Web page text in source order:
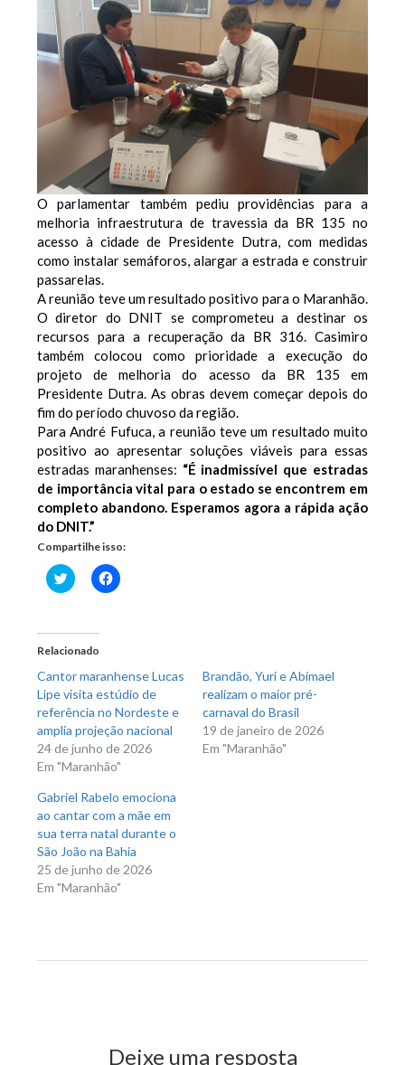
O parlamentar também pediu providências para a
melhoria infraestrutura de travessia da BR 135 no
acesso à cidade de Presidente Dutra, com medidas
como instalar semáforos, alargar a estrada e construir
passarelas.
A reunião teve um resultado positivo para o Maranhão.
O diretor do DNIT se comprometeu a destinar os
recursos para a recuperação da BR 316. Casimiro
também colocou como prioridade a execução do
projeto de melhoria do acesso da BR 135 em
Presidente Dutra. As obras devem começar depois do
fim do período chuvoso da região.
Para André Fufuca, a reunião teve um resultado muito
positivo ao apresentar soluções viáveis para essas
estradas maranhenses: “É inadmissível que estradas
de importância vital para o estado se encontrem em
completo abandono. Esperamos agora a rápida ação
do DNIT.”
Compartilhe isso:
Clique
para
em
nova
janela)
Clique
para
Relacionado
Cantor maranhense Lucas
Lipe visita estúdio de
referência no Nordeste e
amplia projeção nacional
24 de junho de 2026
Em "Maranhão"
Brandão, Yuri e Abimael
realizam o maior pré-
carnaval do Brasil
19 de janeiro de 2026
Em "Maranhão"
Gabriel Rabelo emociona
ao cantar com a mãe em
sua terra natal durante o
São João na Bahia
25 de junho de 2026
Em "Maranhão"
Deixe uma resposta